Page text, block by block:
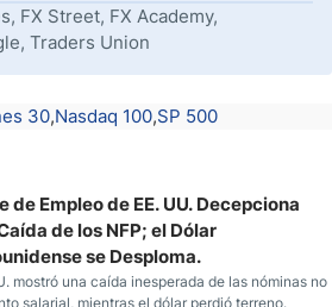
FX Street, FX Academy,
Traders Union
30 Nasdaq 100 SP 500
de Empleo de EE. UU. Decepciona
de los NFP; el Dólar
se Desploma.
mostró una caída inesperada de las nóminas no
salarial, mientras el dólar perdió terreno.